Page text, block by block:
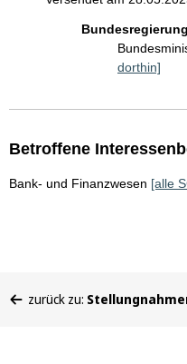
Bundesregierung
dorthin]
Betroffene
Bank- und Finanzwesen [alle
befinden
zurück zu: